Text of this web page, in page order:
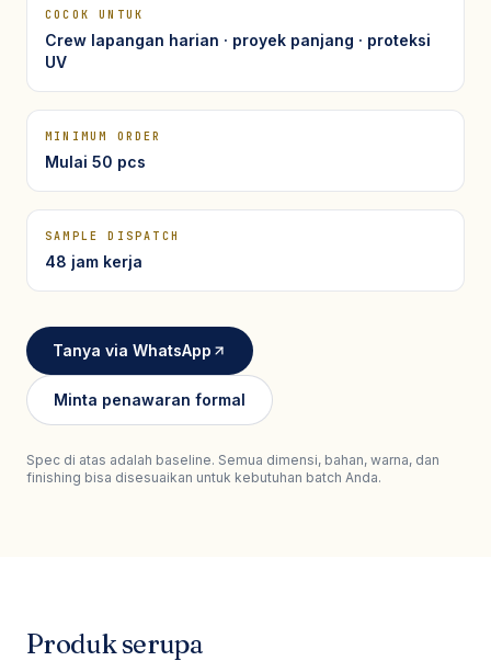
COCOK UNTUK
Crew lapangan harian · proyek panjang · proteksi
UV
MINIMUM ORDER
Mulai 50 pcs
SAMPLE DISPATCH
48 jam kerja
Tanya via WhatsApp
Minta penawaran formal
Spec di atas adalah baseline. Semua dimensi, bahan, warna, dan
finishing bisa disesuaikan untuk kebutuhan batch Anda.
Produk serupa